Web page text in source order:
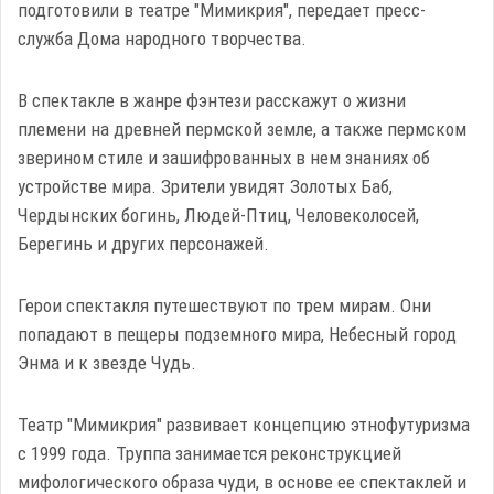
подготовили в театре "Мимикрия", передает пресс-
служба Дома народного творчества.
В спектакле в жанре фэнтези расскажут о жизни
племени на древней пермской земле, а также пермском
зверином стиле и зашифрованных в нем знаниях об
устройстве мира. Зрители увидят Золотых Баб,
Чердынских богинь, Людей-Птиц, Человеколосей,
Берегинь и других персонажей.
Герои спектакля путешествуют по трем мирам. Они
попадают в пещеры подземного мира, Небесный город
Энма и к звезде Чудь.
Театр "Мимикрия" развивает концепцию этнофутуризма
с 1999 года. Труппа занимается реконструкцией
мифологического образа чуди, в основе ее спектаклей и